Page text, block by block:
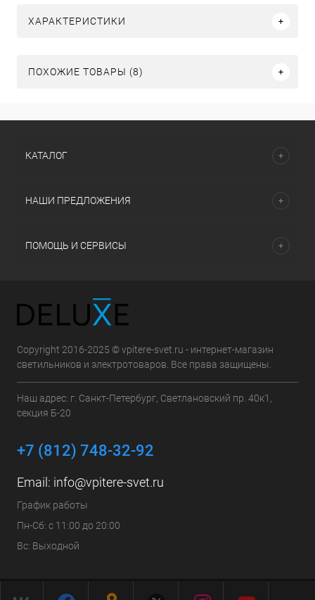
ХАРАКТЕРИСТИКИ
ПОХОЖИЕ ТОВАРЫ (8)
КАТАЛОГ
НАШИ ПРЕДЛОЖЕНИЯ
ПОМОЩЬ И СЕРВИСЫ
Copyright 2016-2025 © vpitere-svet.ru - интернет-магазин
светильников и электротоваров. Все права защищены.
Наш адрес: г. Санкт-Петербург, Светлановский пр. 40к1,
секция Б-20
+7 (812) 748-32-92
Email: info@vpitere-svet.ru
График работы
Пн-Сб: с 11:00 до 20:00
Вс: Выходной